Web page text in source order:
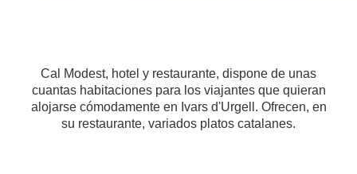
Cal Modest, hotel y restaurante, dispone de unas
cuantas habitaciones para los viajantes que quieran
alojarse cómodamente en Ivars d'Urgell. Ofrecen, en
su restaurante, variados platos catalanes.